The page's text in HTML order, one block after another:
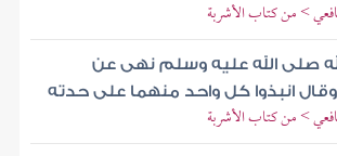
> من كتاب الأشربة
صلى الله عليه وسلم نهى عن
انبذوا كل واحد منهما على حدته
> من كتاب الأشربة